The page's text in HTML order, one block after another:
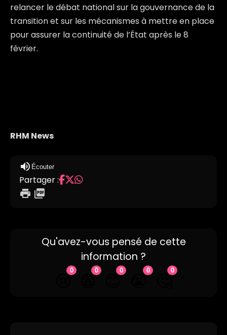
relancer le débat national sur la gouvernance de la
transition et sur les mécanismes à mettre en place
pour assurer la continuité de l’État après le 8
février.
RHM News
volume_up Écouter
Partager :
print picture_as_pdf
Qu'avez-vous pensé de cette
information ?
😢
0
😨
0
😊
0
😭
0
🤔
0